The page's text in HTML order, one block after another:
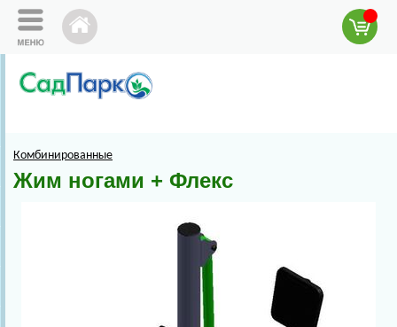
Комбинированные
Жим ногами + Флекс